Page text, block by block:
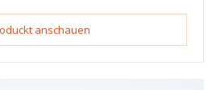
anschauen